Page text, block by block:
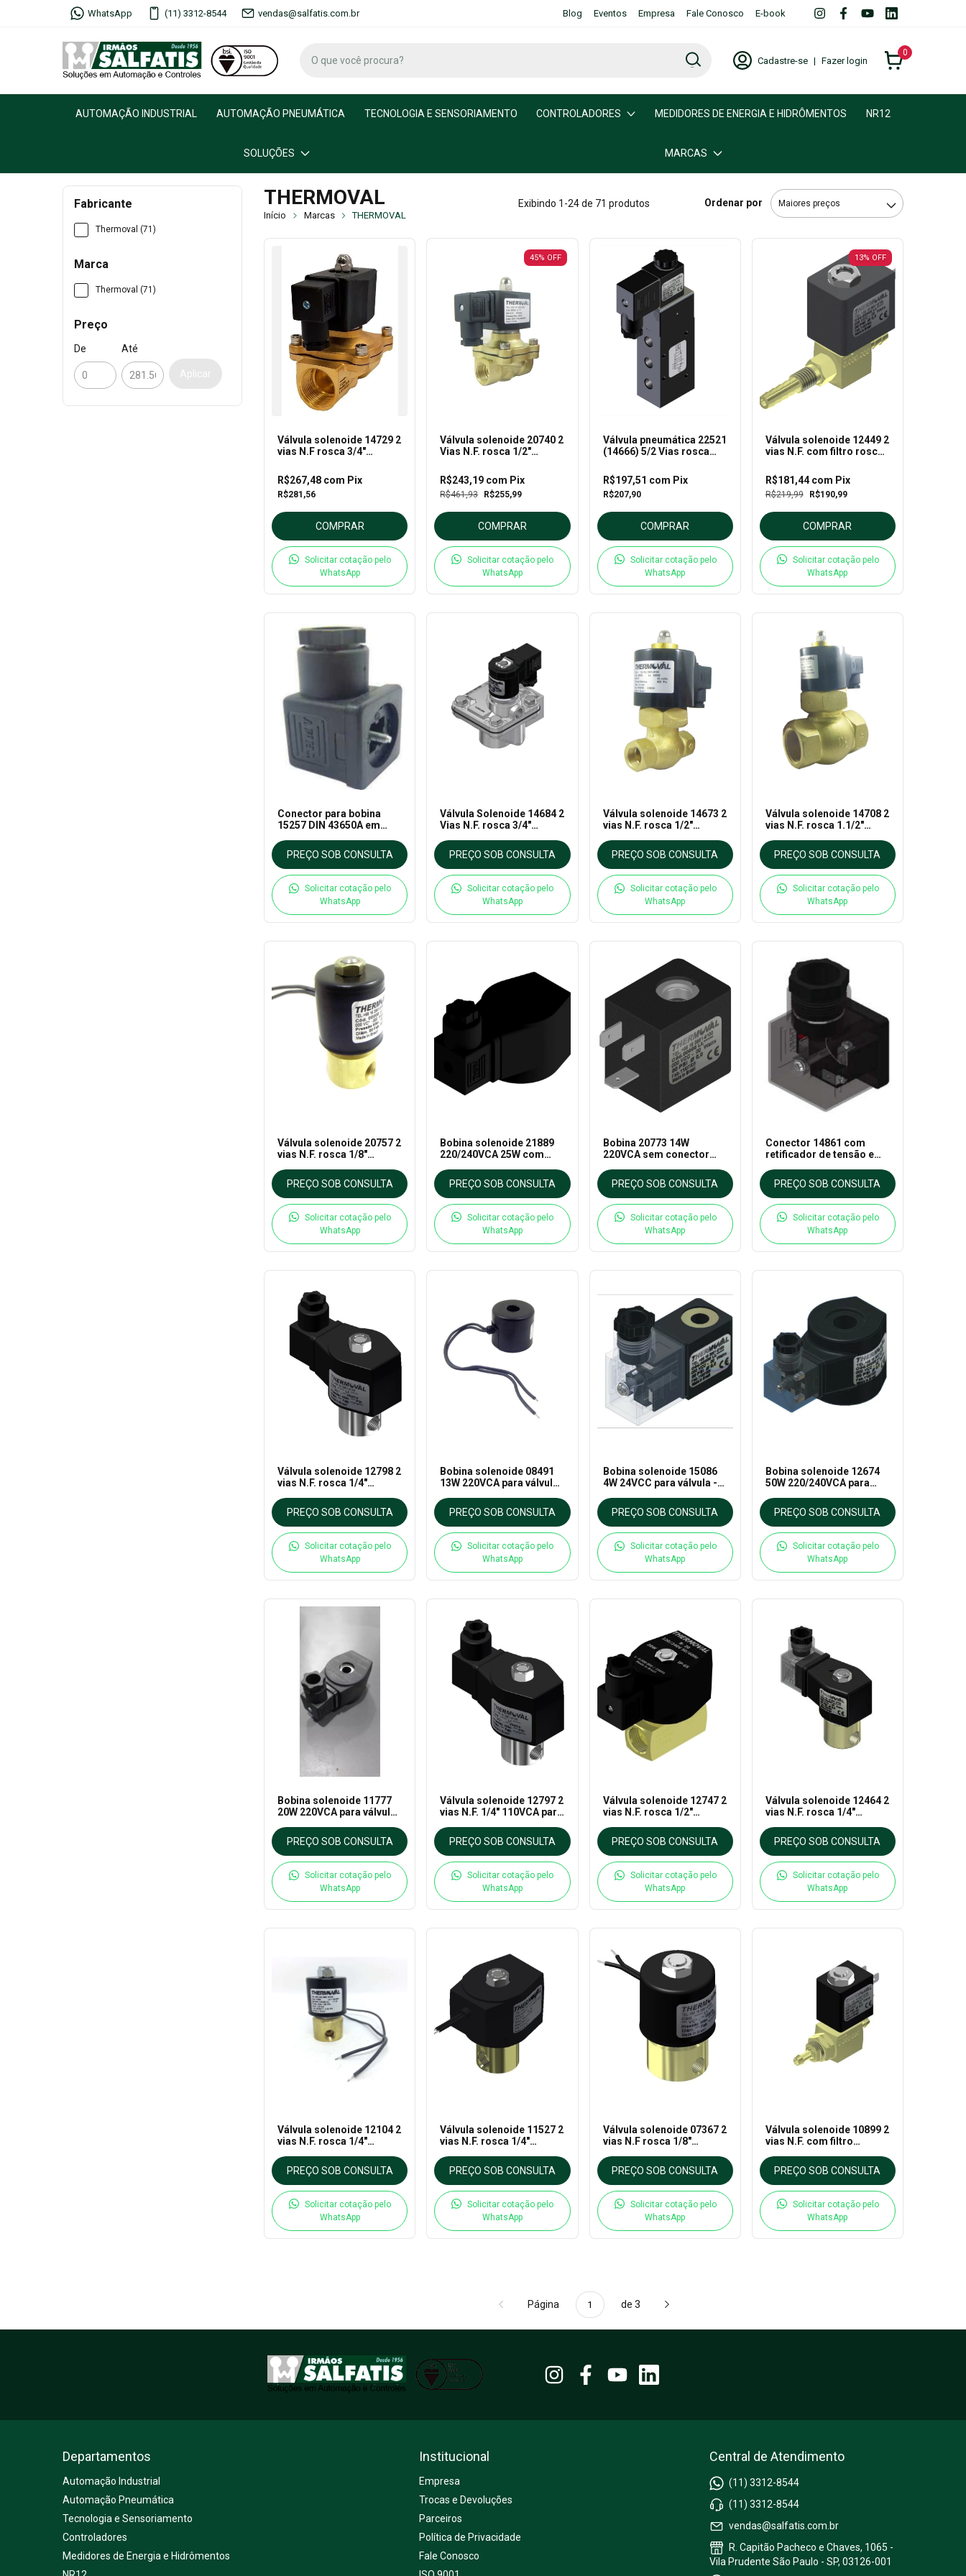
WhatsApp (11) 3312-8544 vendas@salfatis.com.br Blog Eventos Empresa Fale Conosco E-book
Cadastre-se | Fazer login
0
AUTOMAÇÃO INDUSTRIAL AUTOMAÇÃO PNEUMÁTICA TECNOLOGIA E SENSORIAMENTO CONTROLADORES MEDIDORES DE ENERGIA E HIDRÔMENTOS NR12
SOLUÇÕES MARCAS
Fabricante
Thermoval (71)
Marca
Thermoval (71)
Preço
De Até
Aplicar
THERMOVAL
Início Marcas THERMOVAL
Exibindo 1-24 de 71 produtos Ordenar por
Válvula solenoide 14729 2
vias N.F rosca 3/4"
Thermoval
R$281,56
R$267,48 com Pix
COMPRAR
Solicitar cotação pelo
WhatsApp
45% OFF
Válvula solenoide 20740 2
Vias N.F. rosca 1/2"
Thermoval
R$461,93 R$255,99
R$243,19 com Pix
COMPRAR
Solicitar cotação pelo
WhatsApp
Válvula pneumática 22521
(14666) 5/2 Vias rosca
220VCA - Thermoval
R$207,90
R$197,51 com Pix
COMPRAR
Solicitar cotação pelo
WhatsApp
13% OFF
Válvula solenoide 12449 2
vias N.F. com filtro rosca
para Óleo e Gás 220VCA -
Thermoval
R$219,99 R$190,99
R$181,44 com Pix
COMPRAR
Solicitar cotação pelo
WhatsApp
Conector para bobina
15257 DIN 43650A em
PREÇO SOB CONSULTA
Solicitar cotação pelo
WhatsApp
Válvula Solenoide 14684 2
Vias N.F. rosca 3/4"
Servo Operada em
alumínio - Thermoval
PREÇO SOB CONSULTA
Solicitar cotação pelo
WhatsApp
Válvula solenoide 14673 2
vias N.F. rosca 1/2"
180°C Servo operada -
Thermoval
PREÇO SOB CONSULTA
Solicitar cotação pelo
WhatsApp
Válvula solenoide 14708 2
vias N.F. rosca 1.1/2"
- Thermoval
PREÇO SOB CONSULTA
Solicitar cotação pelo
WhatsApp
Válvula solenoide 20757 2
vias N.F. rosca 1/8"
130°C - Thermoval
PREÇO SOB CONSULTA
Solicitar cotação pelo
WhatsApp
Bobina solenoide 21889
220/240VCA 25W com
válvula - Thermoval
PREÇO SOB CONSULTA
Solicitar cotação pelo
WhatsApp
Bobina 20773 14W
220VCA sem conector
PREÇO SOB CONSULTA
Solicitar cotação pelo
WhatsApp
Conector 14861 com
retificador de tensão e
PREÇO SOB CONSULTA
Solicitar cotação pelo
WhatsApp
Válvula solenoide 12798 2
vias N.F. rosca 1/4"
Vapor até 180°C -
Thermoval
PREÇO SOB CONSULTA
Solicitar cotação pelo
WhatsApp
Bobina solenoide 08491
13W 220VCA para válvula
PREÇO SOB CONSULTA
Solicitar cotação pelo
WhatsApp
Bobina solenoide 15086
4W 24VCC para válvula -
PREÇO SOB CONSULTA
Solicitar cotação pelo
WhatsApp
Bobina solenoide 12674
50W 220/240VCA para
PREÇO SOB CONSULTA
Solicitar cotação pelo
WhatsApp
Bobina solenoide 11777
20W 220VCA para válvula
PREÇO SOB CONSULTA
Solicitar cotação pelo
WhatsApp
Válvula solenoide 12797 2
vias N.F. 1/4" 110VCA para
PREÇO SOB CONSULTA
Solicitar cotação pelo
WhatsApp
Válvula solenoide 12747 2
vias N.F. rosca 1/2"
Thermoval
PREÇO SOB CONSULTA
Solicitar cotação pelo
WhatsApp
Válvula solenoide 12464 2
vias N.F. rosca 1/4"
Isolado - Thermoval
PREÇO SOB CONSULTA
Solicitar cotação pelo
WhatsApp
Válvula solenoide 12104 2
vias N.F. rosca 1/4"
150°C - Thermoval
PREÇO SOB CONSULTA
Solicitar cotação pelo
WhatsApp
Válvula solenoide 11527 2
vias N.F. rosca 1/4″
180°C – Thermoval
PREÇO SOB CONSULTA
Solicitar cotação pelo
WhatsApp
Válvula solenoide 07367 2
vias N.F rosca 1/8"
130°C – Thermoval
PREÇO SOB CONSULTA
Solicitar cotação pelo
WhatsApp
Válvula solenoide 10899 2
vias N.F. com filtro
220VCA para Óleo e gás -
Thermoval
PREÇO SOB CONSULTA
Solicitar cotação pelo
WhatsApp
Página de 3
Departamentos
Automação Industrial
Automação Pneumática
Tecnologia e Sensoriamento
Controladores
Medidores de Energia e Hidrômentos
Institucional
Empresa
Trocas e Devoluções
Parceiros
Política de Privacidade
Fale Conosco
Central de Atendimento
(11) 3312-8544
(11) 3312-8544
vendas@salfatis.com.br
R. Capitão Pacheco e Chaves, 1065 -
Vila Prudente São Paulo - SP, 03126-001